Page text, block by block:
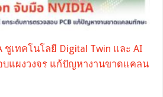
ชูเทคโนโลยี Digital Twin และ AI
บแผงวงจร แก้ปัญหางานขาดแคลน